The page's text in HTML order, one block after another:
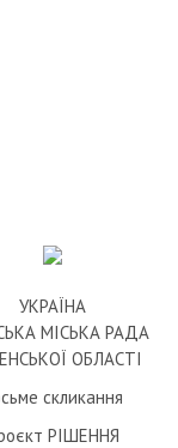
УКРАЇНА
МІСЬКА РАДА
ОБЛАСТІ
скликання
РІШЕННЯ